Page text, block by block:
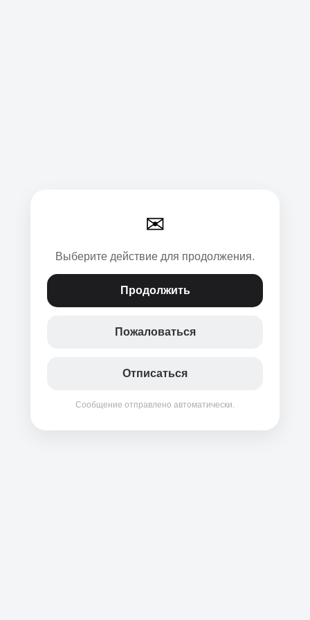
✉
Выберите действие для продолжения.
Продолжить
Пожаловаться
Отписаться
Сообщение отправлено автоматически.